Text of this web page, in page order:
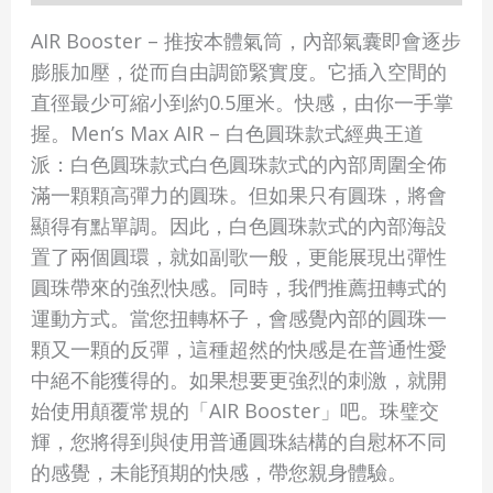
AIR Booster – 推按本體氣筒，內部氣囊即會逐步
膨脹加壓，從而自由調節緊實度。它插入空間的
直徑最少可縮小到約0.5厘米。快感，由你一手掌
握。Men’s Max AIR – 白色圓珠款式經典王道
派：白色圓珠款式白色圓珠款式的內部周圍全佈
滿一顆顆高彈力的圓珠。但如果只有圓珠，將會
顯得有點單調。因此，白色圓珠款式的內部海設
置了兩個圓環，就如副歌一般，更能展現出彈性
圓珠帶來的強烈快感。同時，我們推薦扭轉式的
運動方式。當您扭轉杯子，會感覺內部的圓珠一
顆又一顆的反彈，這種超然的快感是在普通性愛
中絕不能獲得的。如果想要更強烈的刺激，就開
始使用顛覆常規的「AIR Booster」吧。珠璧交
輝，您將得到與使用普通圓珠結構的自慰杯不同
的感覺，未能預期的快感，帶您親身體驗。